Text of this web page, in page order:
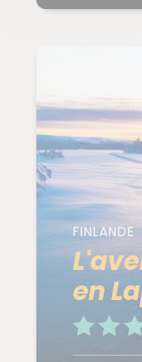
FINLANDE
en